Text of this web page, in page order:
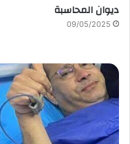
ديوان المحاسبة
09/05/2025